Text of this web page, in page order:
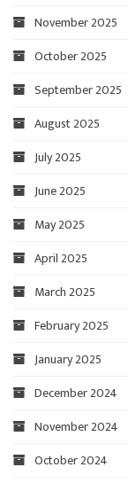
November 2025
October 2025
September 2025
August 2025
July 2025
June 2025
May 2025
April 2025
March 2025
February 2025
January 2025
December 2024
November 2024
October 2024